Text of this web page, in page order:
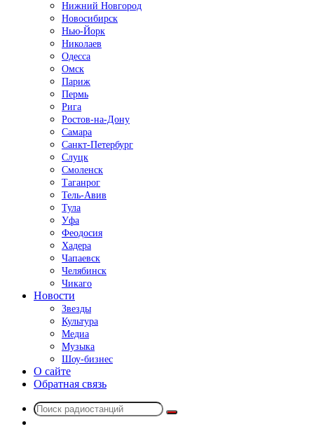
Нижний Новгород
Новосибирск
Нью-Йорк
Николаев
Одесса
Омск
Париж
Пермь
Рига
Ростов-на-Дону
Самара
Санкт-Петербург
Слуцк
Смоленск
Таганрог
Тель-Авив
Тула
Уфа
Феодосия
Хадера
Чапаевск
Челябинск
Чикаго
Новости
Звезды
Культура
Медиа
Музыка
Шоу-бизнес
О сайте
Обратная связь
Поиск